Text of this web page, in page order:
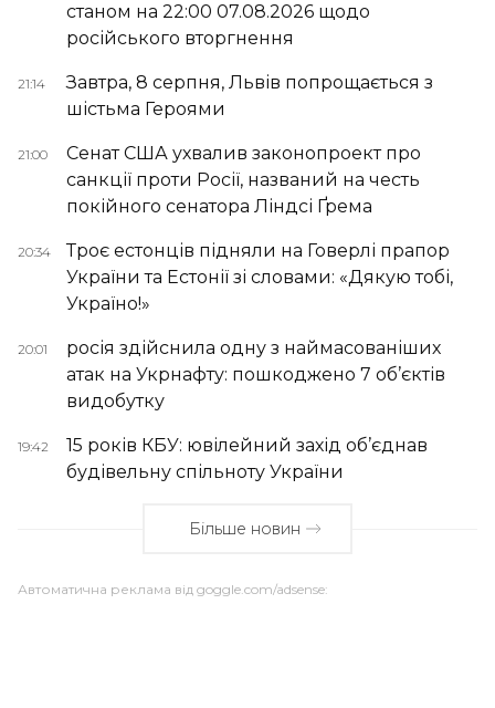
станом на 22:00 07.08.2026 щодо
російського вторгнення
21:14
Завтра, 8 серпня, Львів попрощається з
шістьма Героями
21:00
Сенат США ухвалив законопроект про
санкції проти Росії, названий на честь
покійного сенатора Ліндсі Ґрема
20:34
Троє естонців підняли на Говерлі прапор
України та Естонії зі словами: «Дякую тобі,
Україно!»
20:01
росія здійснила одну з наймасованіших
атак на Укрнафту: пошкоджено 7 об’єктів
видобутку
19:42
15 років КБУ: ювілейний захід об’єднав
будівельну спільноту України
Більше новин
Автоматична реклама від goggle.com/adsense: